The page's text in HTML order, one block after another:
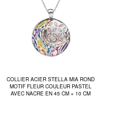
COLLIER ACIER STELLA MIA ROND
MOTIF FLEUR COULEUR PASTEL
AVEC NACRE EN 45 CM + 10 CM